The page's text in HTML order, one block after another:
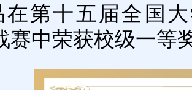
在第十五届全国
赛中荣获校级一等